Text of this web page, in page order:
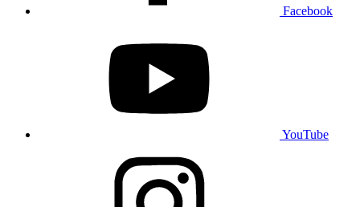
Facebook
YouTube